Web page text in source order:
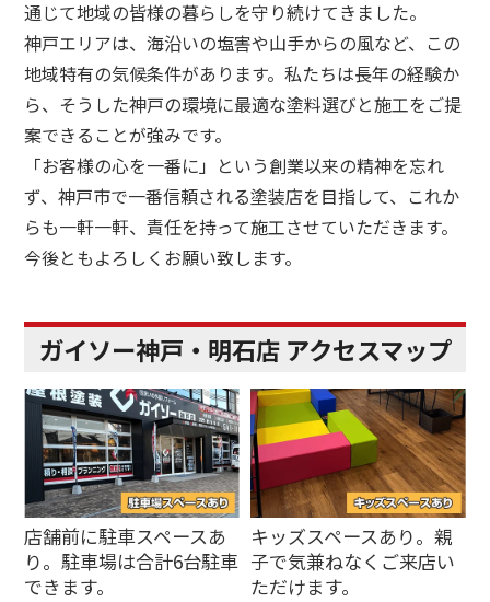
通じて地域の皆様の暮らしを守り続けてきました。
神戸エリアは、海沿いの塩害や山手からの風など、この
地域特有の気候条件があります。私たちは長年の経験か
ら、そうした神戸の環境に最適な塗料選びと施工をご提
案できることが強みです。
「お客様の心を一番に」という創業以来の精神を忘れ
ず、神戸市で一番信頼される塗装店を目指して、これか
らも一軒一軒、責任を持って施工させていただきます。
今後ともよろしくお願い致します。
ガイソー神戸・明石店 アクセスマップ
店舗前に駐車スペースあ
り。駐車場は合計6台駐車
できます。
キッズスペースあり。親
子で気兼ねなくご来店い
ただけます。